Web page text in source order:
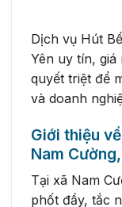
Dịch vụ Hút
Yên uy tín, giá
quyết triệt để
và doanh
Giới thiệu
Nam
Tại xã Nam
phốt đầy, tắc